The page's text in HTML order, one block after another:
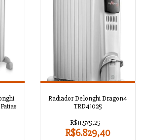
Radiador Delonghi Dragon4
TRD41025
R$11.575,25
R$6.829,40